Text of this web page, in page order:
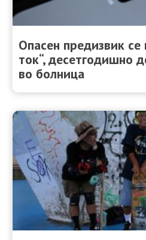
Опасен предизвик
ток“, десетгодишно
во болница